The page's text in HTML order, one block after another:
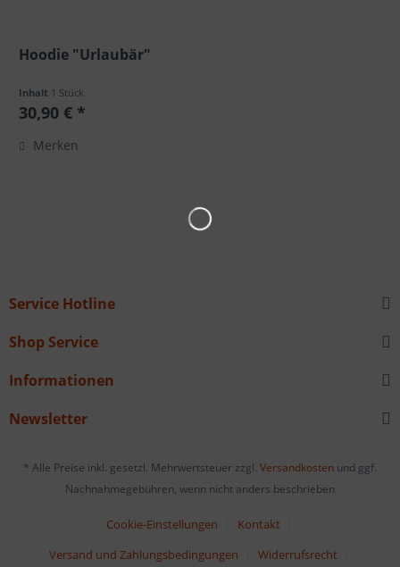
Hoodie "Urlaubär"
Inhalt 1 Stück
30,90 € *
Merken
Service Hotline
Shop Service
Informationen
Newsletter
* Alle Preise inkl. gesetzl. Mehrwertsteuer zzgl. Versandkosten und ggf.
Nachnahmegebühren, wenn nicht anders beschrieben
Cookie-Einstellungen
Kontakt
Versand und Zahlungsbedingungen
Widerrufsrecht